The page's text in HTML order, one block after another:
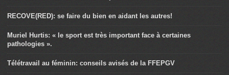
RECOVE(RED): se faire du bien en aidant les autres!
Muriel Hurtis: « le sport est très important face à certaines
pathologies ».
Télétravail au féminin: conseils avisés de la FFEPGV